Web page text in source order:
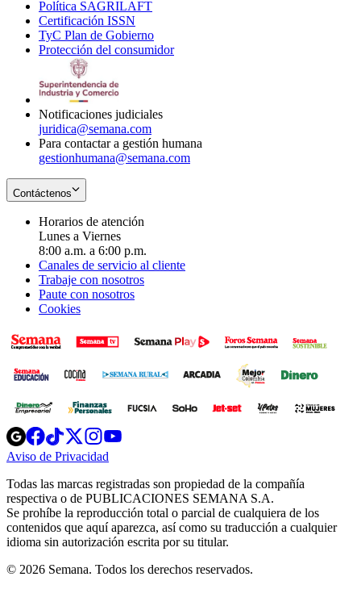
Política SAGRILAFT
new
window
Certificación ISSN
in
new
TyC Plan de Gobierno
in
Protección del consumidorOpens
Notificaciones judiciales
juridica@semana.com
Para contactar a gestión humana
gestionhumana@semana.com
Contáctenos
Horarios de atención
Lunes a Viernes
8:00 a.m. a 6:00 p.m.
Canales de servicio al cliente
Trabaje con nosotros
Paute con nosotros
Cookies
Opens
in
new
Opens
in
new
Opens
in
new
window
Opens
new
windowwindow
Aviso de Privacidad
new
window
Todas las marcas registradas son propiedad de la compañía
respectiva o de PUBLICACIONES SEMANA S.A.
Se prohíbe la reproducción total o parcial de cualquiera de los
contenidos que aquí aparezca, así como su traducción a cualquier
idioma sin autorización escrita por su titular.
© 2026 Semana. Todos los derechos reservados.